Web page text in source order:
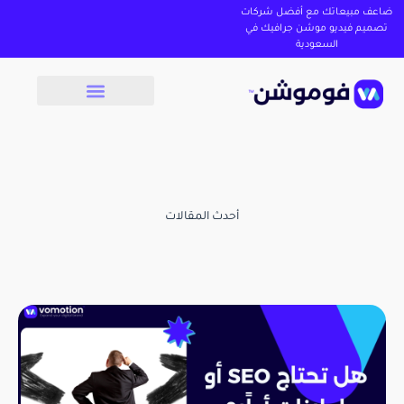
ضاعف مبيعاتك مع أفضل شركات
تصميم فيديو موشن جرافيك في
السعودية
أحدث المقالات